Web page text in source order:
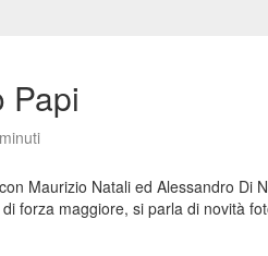
Papi
Maurizio Natali ed Alessandro Di
forza maggiore, si parla di novità